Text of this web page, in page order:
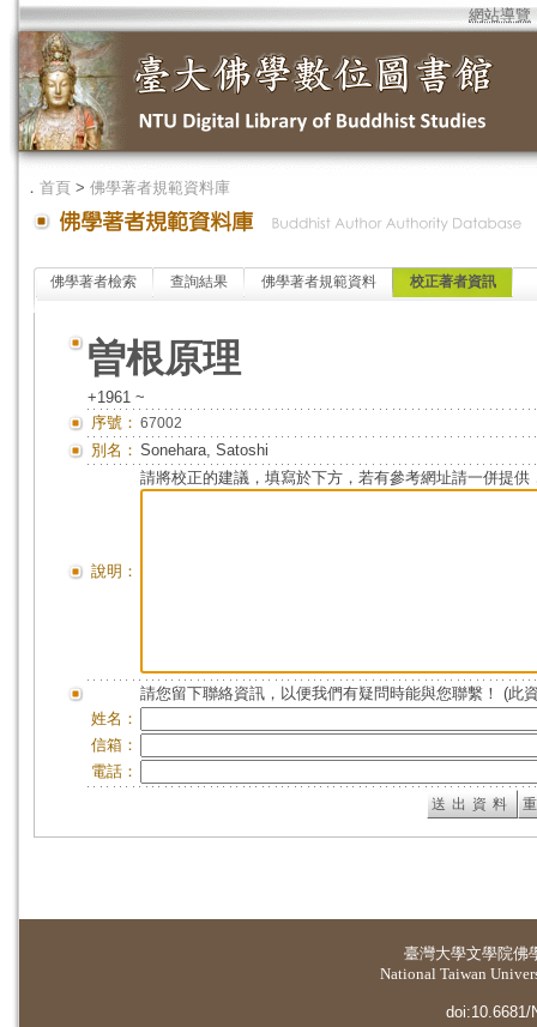
網站導覽
． 首頁 > 佛學著者規範資料庫
佛學著者檢索 查詢結果 佛學著者規範資料 校正著者資訊
曽根原理
+1961 ~
序號： 67002
別名： Sonehara, Satoshi
說明：
請將校正的建議，填寫於下方，若有參考網址請一併提供
請您留下聯絡資訊，以便我們有疑問時能與您聯繫！ (此
姓名：
信箱：
電話：
臺灣大學文學院佛
National Taiwan
doi:10.6681/